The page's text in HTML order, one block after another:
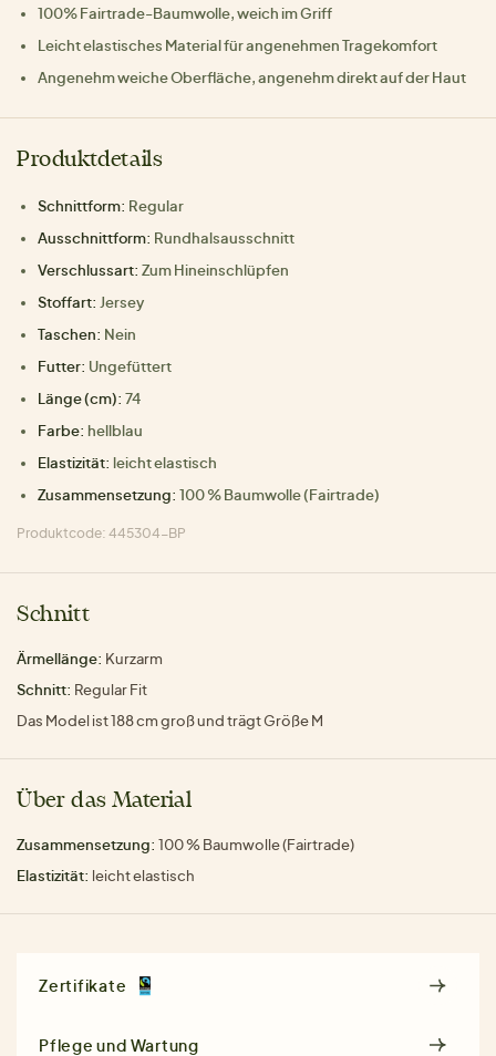
100% Fairtrade-Baumwolle, weich im Griff
Leicht elastisches Material für angenehmen Tragekomfort
Angenehm weiche Oberfläche, angenehm direkt auf der Haut
Produktdetails
Schnittform: Regular
Ausschnittform: Rundhalsausschnitt
Verschlussart: Zum Hineinschlüpfen
Stoffart: Jersey
Taschen: Nein
Futter: Ungefüttert
Länge (cm): 74
Farbe: hellblau
Elastizität: leicht elastisch
Zusammensetzung: 100 % Baumwolle (Fairtrade)
Produktcode: 445304-BP
Schnitt
Ärmellänge: Kurzarm
Schnitt: Regular Fit
Das Model ist 188 cm groß und trägt Größe M
Über das Material
Zusammensetzung: 100 % Baumwolle (Fairtrade)
Elastizität: leicht elastisch
Zertifikate
Pflege und Wartung